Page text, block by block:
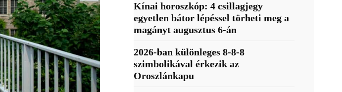
Kínai horoszkóp: 4 csillagjegy
egyetlen bátor lépéssel törheti meg a
magányt augusztus 6-án
2026-ban különleges 8-8-8
szimbolikával érkezik az
Oroszlánkapu